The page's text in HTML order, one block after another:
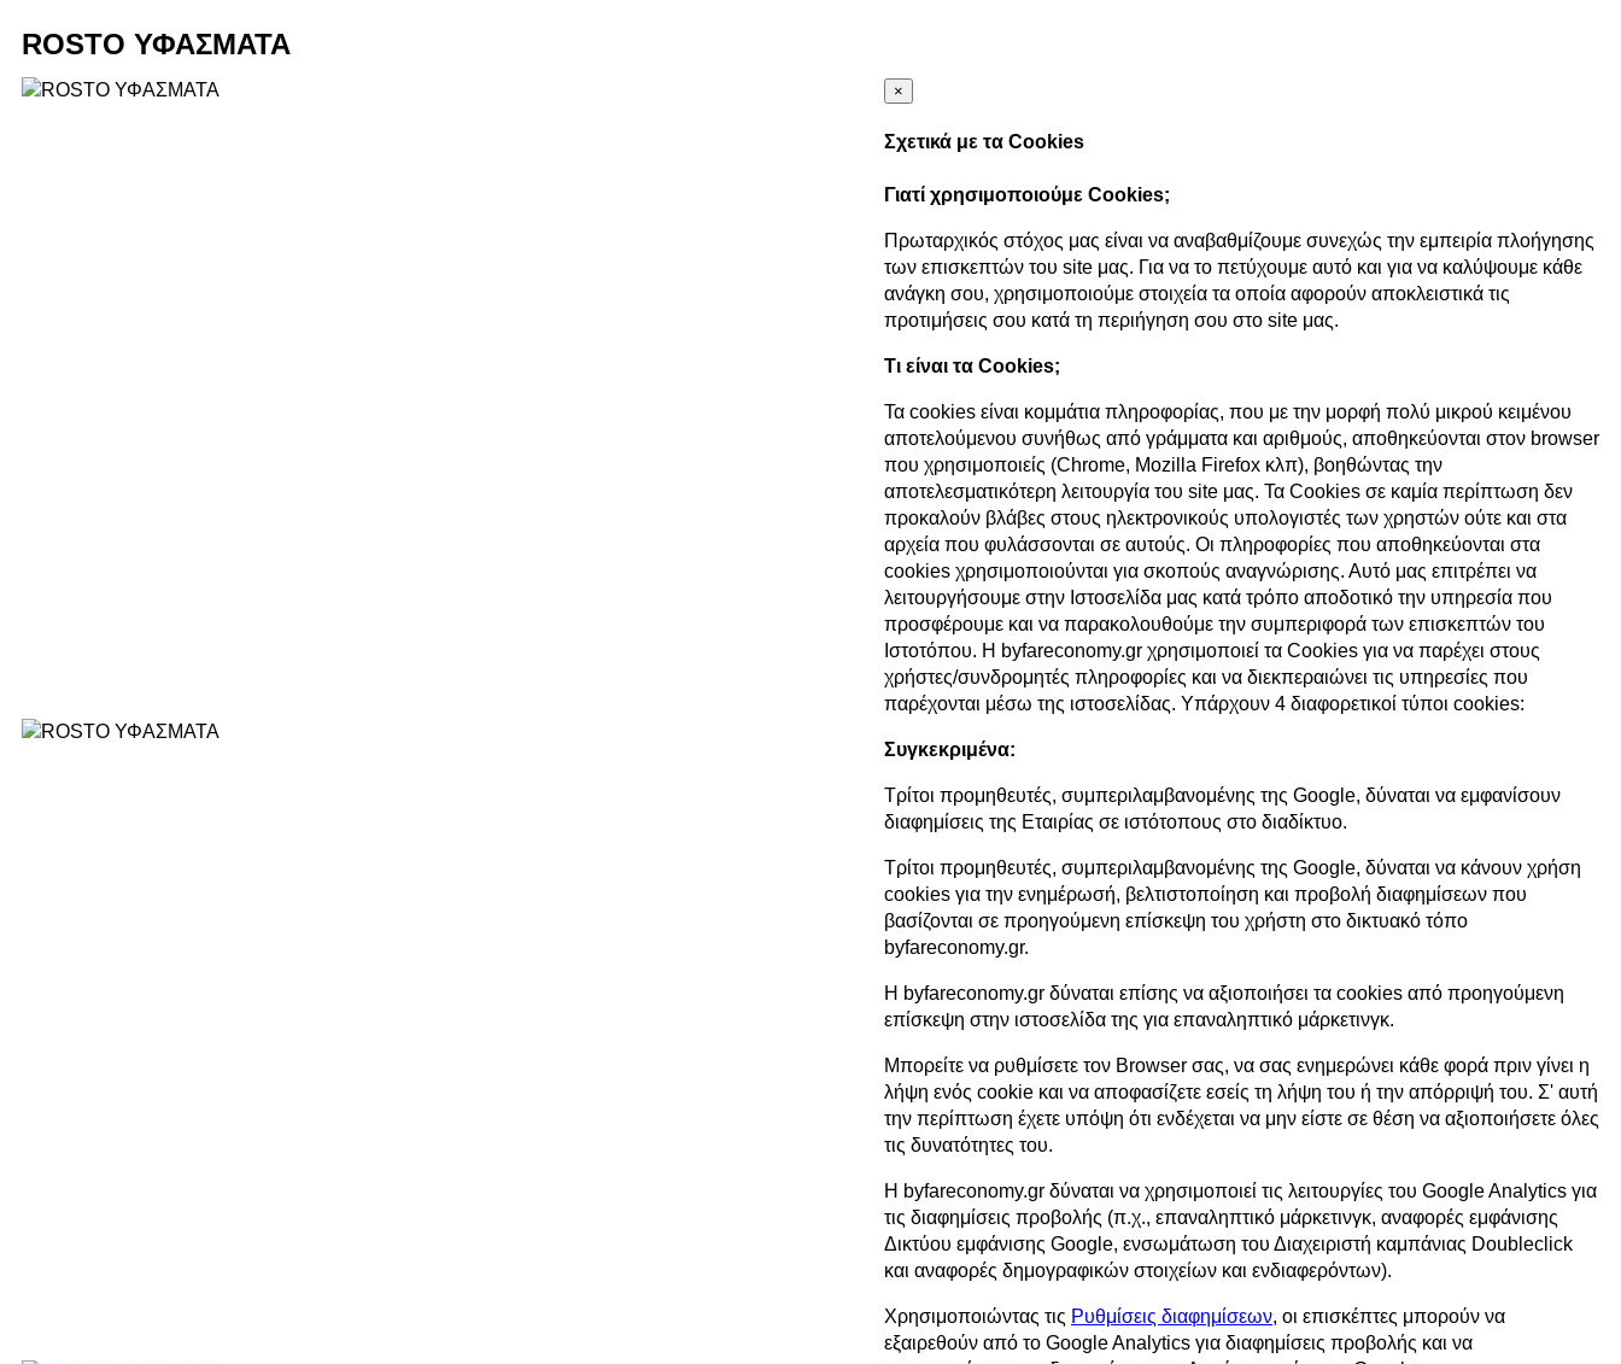
ROSTO ΥΦΑΣΜΑΤΑ
×
Σχετικά με τα Cookies
Γιατί χρησιμοποιούμε Cookies;
Πρωταρχικός στόχος μας είναι να αναβαθμίζουμε συνεχώς την εμπειρία πλοήγησης
των επισκεπτών του site μας. Για να το πετύχουμε αυτό και για να καλύψουμε κάθε
ανάγκη σου, χρησιμοποιούμε στοιχεία τα οποία αφορούν αποκλειστικά τις
προτιμήσεις σου κατά τη περιήγηση σου στο site μας.
Τι είναι τα Cookies;
Τα cookies είναι κομμάτια πληροφορίας, που με την μορφή πολύ μικρού κειμένου
αποτελούμενου συνήθως από γράμματα και αριθμούς, αποθηκεύονται στον browser
που χρησιμοποιείς (Chrome, Mozilla Firefox κλπ), βοηθώντας την
αποτελεσματικότερη λειτουργία του site μας. Τα Cookies σε καμία περίπτωση δεν
προκαλούν βλάβες στους ηλεκτρονικούς υπολογιστές των χρηστών ούτε και στα
αρχεία που φυλάσσονται σε αυτούς. Οι πληροφορίες που αποθηκεύονται στα
cookies χρησιμοποιούνται για σκοπούς αναγνώρισης. Αυτό μας επιτρέπει να
λειτουργήσουμε στην Ιστοσελίδα μας κατά τρόπο αποδοτικό την υπηρεσία που
προσφέρουμε και να παρακολουθούμε την συμπεριφορά των επισκεπτών του
Ιστοτόπου. Η byfareconomy.gr χρησιμοποιεί τα Cookies για να παρέχει στους
χρήστες/συνδρομητές πληροφορίες και να διεκπεραιώνει τις υπηρεσίες που
παρέχονται μέσω της ιστοσελίδας. Υπάρχουν 4 διαφορετικοί τύποι cookies:
Συγκεκριμένα:
Τρίτοι προμηθευτές, συμπεριλαμβανομένης της Google, δύναται να εμφανίσουν
διαφημίσεις της Εταιρίας σε ιστότοπους στο διαδίκτυο.
Τρίτοι προμηθευτές, συμπεριλαμβανομένης της Google, δύναται να κάνουν χρήση
cookies για την ενημέρωσή, βελτιστοποίηση και προβολή διαφημίσεων που
βασίζονται σε προηγούμενη επίσκεψη του χρήστη στο δικτυακό τόπο
byfareconomy.gr.
Η byfareconomy.gr δύναται επίσης να αξιοποιήσει τα cookies από προηγούμενη
επίσκεψη στην ιστοσελίδα της για επαναληπτικό μάρκετινγκ.
Μπορείτε να ρυθμίσετε τον Browser σας, να σας ενημερώνει κάθε φορά πριν γίνει η
λήψη ενός cookie και να αποφασίζετε εσείς τη λήψη του ή την απόρριψή του. Σ' αυτή
την περίπτωση έχετε υπόψη ότι ενδέχεται να μην είστε σε θέση να αξιοποιήσετε όλες
τις δυνατότητες του.
Η byfareconomy.gr δύναται να χρησιμοποιεί τις λειτουργίες του Google Analytics για
τις διαφημίσεις προβολής (π.χ., επαναληπτικό μάρκετινγκ, αναφορές εμφάνισης
Δικτύου εμφάνισης Google, ενσωμάτωση του Διαχειριστή καμπάνιας Doubleclick
και αναφορές δημογραφικών στοιχείων και ενδιαφερόντων).
Χρησιμοποιώντας τις Ρυθμίσεις διαφημίσεων, οι επισκέπτες μπορούν να
εξαιρεθούν από το Google Analytics για διαφημίσεις προβολής και να